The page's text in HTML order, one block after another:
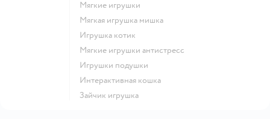
Мягкие игрушки
Мягкая игрушка мишка
Игрушка котик
Мягкие игрушки антистресс
Игрушки подушки
Интерактивная кошка
Зайчик игрушка